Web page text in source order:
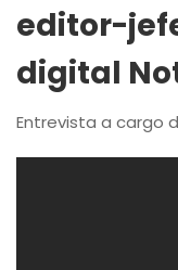
editor-
digital
Entrevista a cargo